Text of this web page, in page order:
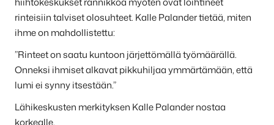
rinteisiin talviset olosuhteet. Kalle Palander tietää, miten
ihme on mahdollistettu:
”Rinteet on saatu kuntoon järjettömällä työmäärällä.
Onneksi ihmiset alkavat pikkuhiljaa ymmärtämään, että
lumi ei synny itsestään.”
Lähikeskusten merkityksen Kalle Palander nostaa
korkealle.